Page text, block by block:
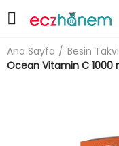
Ana Sayfa
Besin
Ocean Vitamin C 1000